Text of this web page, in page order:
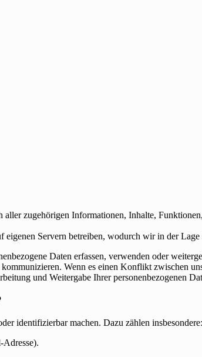
zugehörigen Informationen, Inhalte,
Servern betreiben, wodurch wir in der Lage
Daten erfassen, verwenden oder
Wenn es einen Konflikt zwischen
und Weitergabe Ihrer personenbezogenen
identifizierbar machen. Dazu zählen insbesondere: